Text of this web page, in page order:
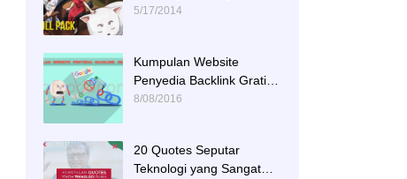
Tracks
5/17/2014
Kumpulan Website
Penyedia Backlink Gratis
dan Berkualitas
8/08/2016
20 Quotes Seputar
Teknologi yang Sangat